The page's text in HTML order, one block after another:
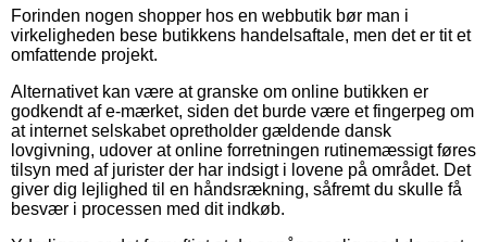
Forinden nogen shopper hos en webbutik bør man i
virkeligheden bese butikkens handelsaftale, men det er tit et
omfattende projekt.
Alternativet kan være at granske om online butikken er
godkendt af e-mærket, siden det burde være et fingerpeg om
at internet selskabet opretholder gældende dansk
lovgivning, udover at online forretningen rutinemæssigt føres
tilsyn med af jurister der har indsigt i lovene på området. Det
giver dig lejlighed til en håndsrækning, såfremt du skulle få
besvær i processen med dit indkøb.